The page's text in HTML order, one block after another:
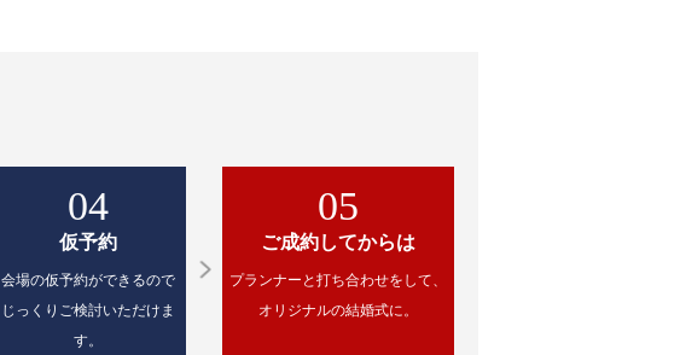
04
仮予約
会場の仮予約ができるので
じっくりご検討いただけま
す。
05
ご成約してからは
プランナーと打ち合わせをして、
オリジナルの結婚式に。